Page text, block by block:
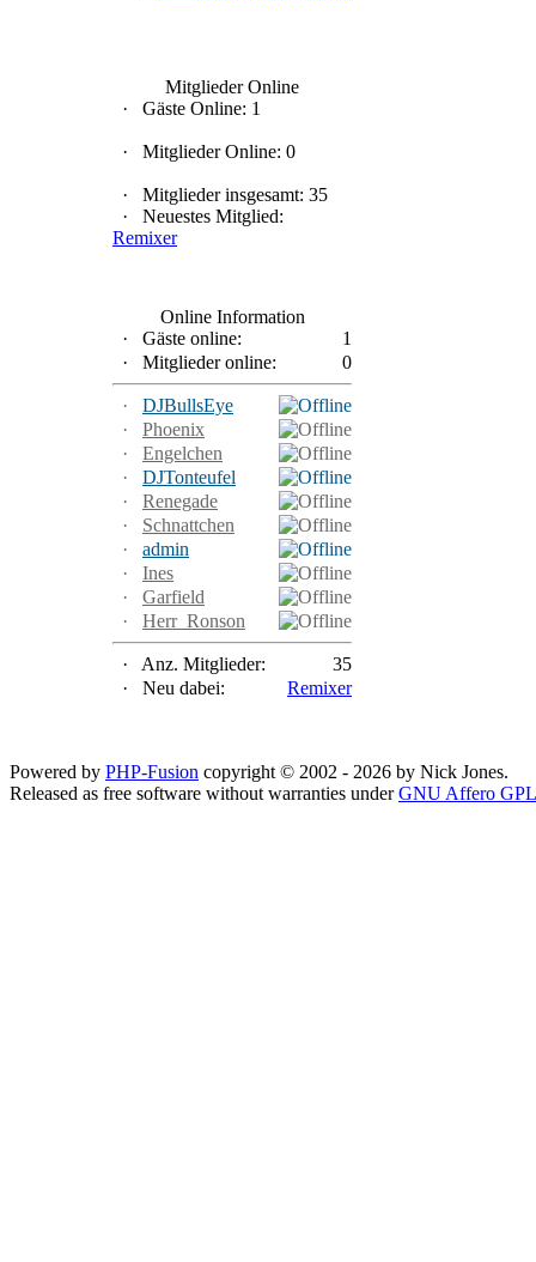
Mitglieder Online
·
Gäste Online: 1
· Mitglieder Online: 0
·
Mitglieder insgesamt: 35
·
Neuestes Mitglied:
Remixer
Online Information
·
Gäste online:
1
·
Mitglieder online: 0
·
DJBullsEye
·
Phoenix
·
Engelchen
·
DJTonteufel
·
Renegade
·
Schnattchen
·
admin
·
Ines
·
Garfield
·
Herr_Ronson
· Anz. Mitglieder:
35
·
Neu dabei: Remixer
Powered by PHP-Fusion copyright © 2002 - 2026 by Nick Jones.
Released as free software without warranties underGNU Affero GPL